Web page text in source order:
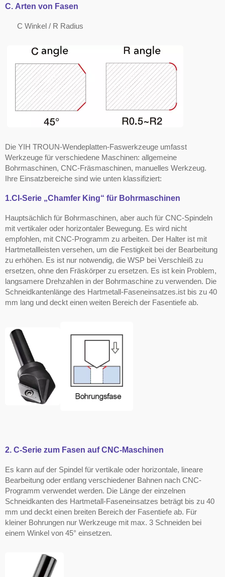
C. Arten von Fasen
C Winkel / R Radius
Die YIH TROUN-Wendeplatten-Faswerkzeuge umfasst
Werkzeuge für verschiedene Maschinen: allgemeine
Bohrmaschinen, CNC-Fräsmaschinen, manuelles Werkzeug.
Ihre Einsatzbereiche sind wie unten klassifiziert:
1.CI-Serie „Chamfer King“ für Bohrmaschinen
Hauptsächlich für Bohrmaschinen, aber auch für CNC-Spindeln
mit vertikaler oder horizontaler Bewegung. Es wird nicht
empfohlen, mit CNC-Programm zu arbeiten. Der Halter ist mit
Hartmetallleisten versehen, um die Festigkeit bei der Bearbeitung
zu erhöhen. Es ist nur notwendig, die WSP bei Verschleiß zu
ersetzen, ohne den Fräskörper zu ersetzen. Es ist kein Problem,
langsamere Drehzahlen in der Bohrmaschine zu verwenden. Die
Schneidkantenlänge des Hartmetall-Faseneinsatzes.ist bis zu 40
mm lang und deckt einen weiten Bereich der Fasentiefe ab.
2. C-Serie zum Fasen auf CNC-Maschinen
Es kann auf der Spindel für vertikale oder horizontale, lineare
Bearbeitung oder entlang verschiedener Bahnen nach CNC-
Programm verwendet werden. Die Länge der einzelnen
Schneidkanten des Hartmetall-Faseneinsatzes beträgt bis zu 40
mm und deckt einen breiten Bereich der Fasentiefe ab. Für
kleiner Bohrungen nur Werkzeuge mit max. 3 Schneiden bei
einem Winkel von 45° einsetzen.